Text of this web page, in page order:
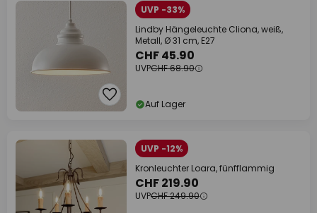
UVP -33%
Lindby Hängeleuchte Cliona, weiß,
Metall, Ø 31 cm, E27
CHF 45.90
UVPCHF 68.90
Auf Lager
UVP -12%
Kronleuchter Loara, fünfflammig
CHF 219.90
UVPCHF 249.90